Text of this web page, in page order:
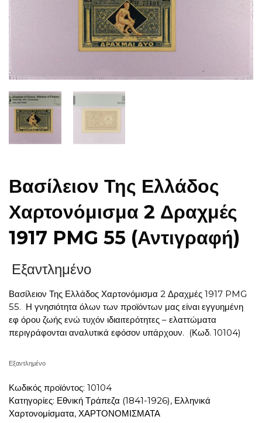
Βασίλειον Της Ελλάδος
Χαρτονόμισμα 2 Δραχμές
1917 PMG 55 (Αντιγραφή)
Εξαντλημένο
Βασίλειον Της Ελλάδος Χαρτονόμισμα 2 Δραχμές 1917 PMG
55. Η γνησιότητα όλων των προϊόντων μας είναι εγγυημένη
εφ όρου ζωής ενώ τυχόν ιδιαιτερότητες – ελαττώματα
περιγράφονται αναλυτικά εφόσον υπάρχουν. (Κωδ. 10104)
Εξαντλημένο
Κωδικός προϊόντος: 10104
Κατηγορίες: Εθνική Τράπεζα (1841-1926), Ελληνικά
Χαρτονομίσματα, ΧΑΡΤΟΝΟΜΙΣΜΑΤΑ